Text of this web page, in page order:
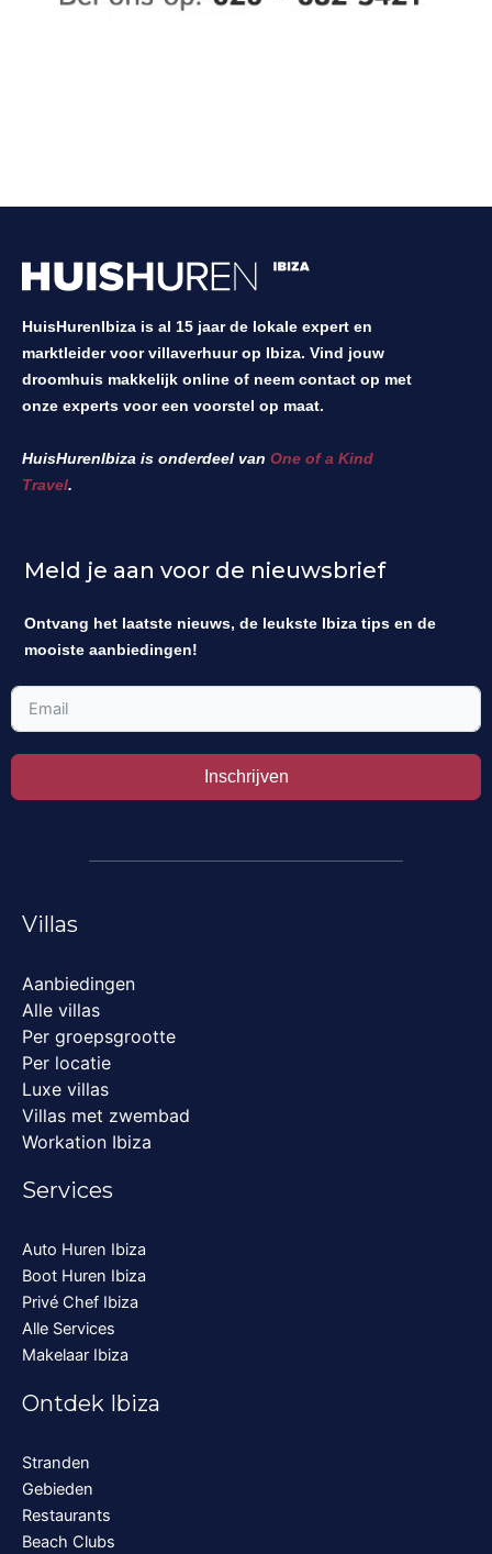
HuisHurenIbiza is al 15 jaar de lokale expert en
marktleider voor villaverhuur op Ibiza. Vind jouw
droomhuis makkelijk online of neem contact op met
onze experts voor een voorstel op maat.
HuisHurenIbiza is onderdeel van One of a Kind
Travel.
Meld je aan voor de nieuwsbrief
Ontvang het laatste nieuws, de leukste Ibiza tips en de
mooiste aanbiedingen!
Inschrijven
Villas
Aanbiedingen
Alle villas
Per groepsgrootte
Per locatie
Luxe villas
Villas met zwembad
Workation Ibiza
Services
Auto Huren Ibiza
Boot Huren Ibiza
Privé Chef Ibiza
Alle Services
Makelaar Ibiza
Ontdek Ibiza
Stranden
Gebieden
Restaurants
Beach Clubs